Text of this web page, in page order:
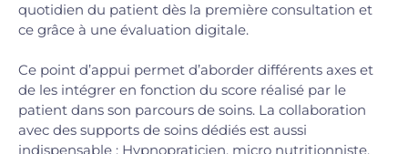
quotidien du patient dès la première consultation et
ce grâce à une évaluation digitale.
Ce point d’appui permet d’aborder différents axes et
de les intégrer en fonction du score réalisé par le
patient dans son parcours de soins. La collaboration
avec des supports de soins dédiés est aussi
indispensable : Hypnopraticien, micro nutritionniste,